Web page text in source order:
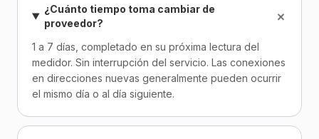
¿Cuánto tiempo toma cambiar de
proveedor?
+
1 a 7 días, completado en su próxima lectura del
medidor. Sin interrupción del servicio. Las conexiones
en direcciones nuevas generalmente pueden ocurrir
el mismo día o al día siguiente.